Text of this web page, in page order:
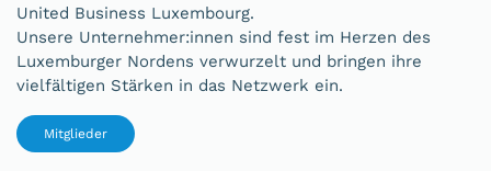
United Business Luxembourg.
Unsere Unternehmer:innen sind fest im Herzen des
Luxemburger Nordens verwurzelt und bringen ihre
vielfältigen Stärken in das Netzwerk ein.
Mitglieder